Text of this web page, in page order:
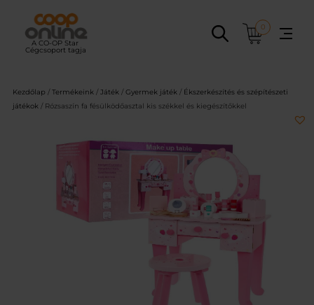
tartalomhoz
0
Kezdőlap / Termékeink / Játék / Gyermek játék / Ékszerkészítés és szépítészeti
játékok / Rózsaszín fa fésülködőasztal kis székkel és kiegészítőkkel